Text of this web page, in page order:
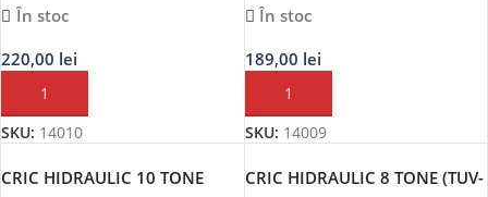
În stoc
220,00 lei
ADAUGĂ ÎN COȘ
SKU: 14010
În stoc
189,00 lei
ADAUGĂ ÎN COȘ
SKU: 14009
CRIC HIDRAULIC 10 TONE
CRIC HIDRAULIC 8 TONE (TUV-